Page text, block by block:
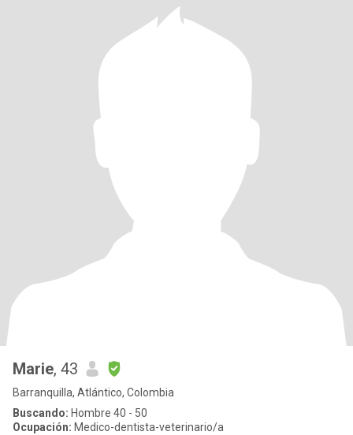
Marie, 43
Barranquilla, Atlántico, Colombia
Buscando: Hombre 40 - 50
Ocupación: Medico-dentista-veterinario/a